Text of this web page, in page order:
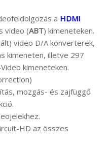
a HDMI
video (ABT) kimeneteken.
video D/A konverterek,
kimeneten, illetve 297
kimeneteken.
mozgás- és zajfüggő
HD az összes